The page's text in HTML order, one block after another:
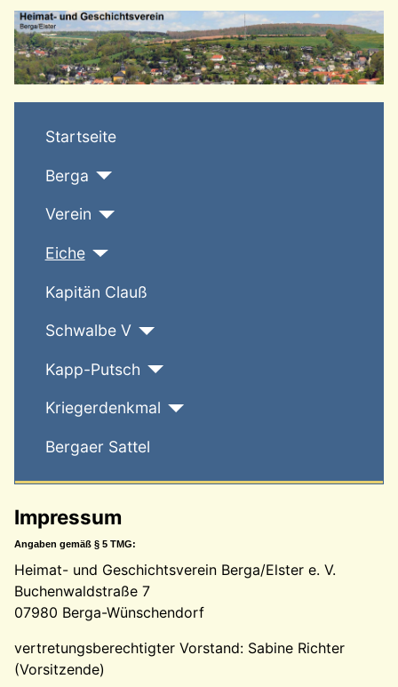
Startseite
Berga
Verein
Eiche
Kapitän Clauß
Schwalbe V
Kapp-Putsch
Kriegerdenkmal
Bergaer Sattel
Impressum
Angaben gemäß § 5 TMG:
Heimat- und Geschichtsverein Berga/Elster e. V.
Buchenwaldstraße 7
07980 Berga-Wünschendorf
vertretungsberechtigter Vorstand: Sabine Richter
(Vorsitzende)